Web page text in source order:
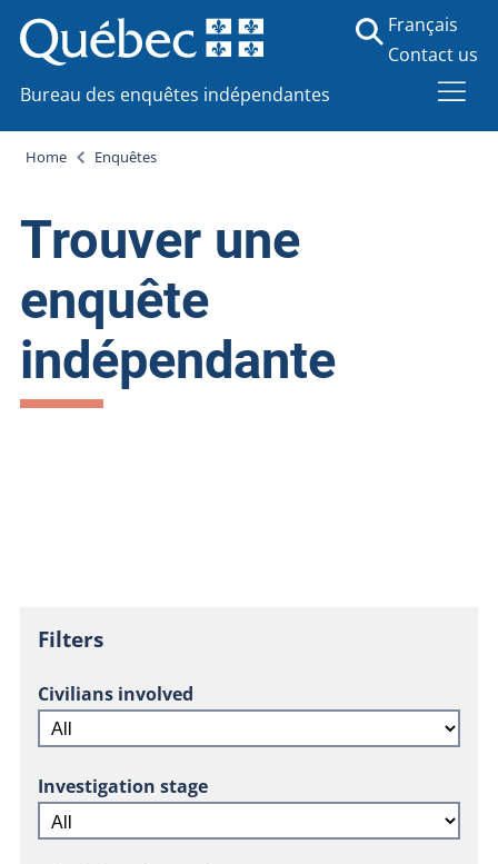
Bureau des enquêtes indépendantes
Français
Contact us
Home Enquêtes
Trouver une
enquête
indépendante
Filters
Civilians involved
Investigation stage